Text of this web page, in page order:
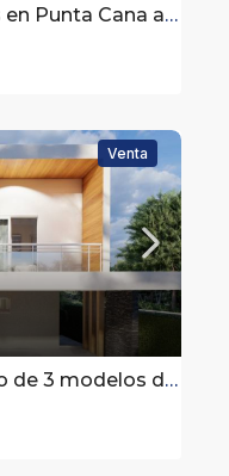
a pasos de Coco Bongo
Venta
de villas en Punta Cana